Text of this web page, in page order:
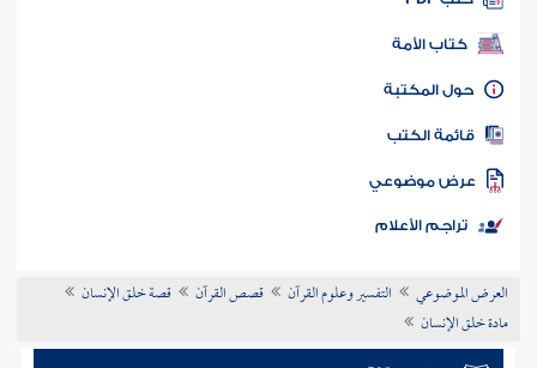
كتب PDF
كتاب الأمة
المكتبة
الكتب
موضوعي
تراجم الأعلام
العرض الموضوعي التفسير وعلوم القرآن قصص القرآن
قصة خلق الإنسان
مادة خلق الإنسان